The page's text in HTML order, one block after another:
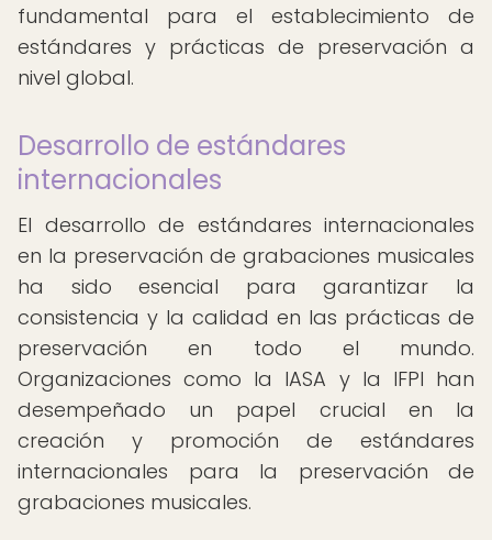
fundamental para el establecimiento de
estándares y prácticas de preservación a
nivel global.
Desarrollo de estándares
internacionales
El desarrollo de estándares internacionales
en la preservación de grabaciones musicales
ha sido esencial para garantizar la
consistencia y la calidad en las prácticas de
preservación en todo el mundo.
Organizaciones como la IASA y la IFPI han
desempeñado un papel crucial en la
creación y promoción de estándares
internacionales para la preservación de
grabaciones musicales.